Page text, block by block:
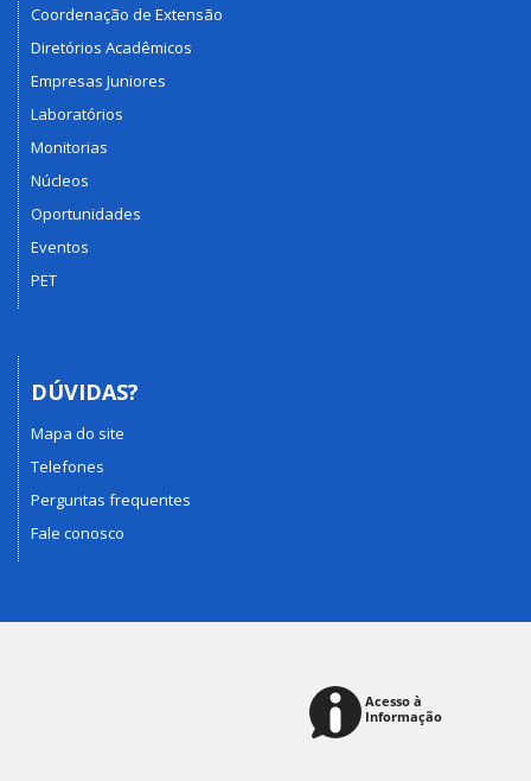
Coordenação de Extensão
Diretórios Acadêmicos
Empresas Juniores
Laboratórios
Monitorias
Núcleos
Oportunidades
Eventos
PET
DÚVIDAS?
Mapa do site
Telefones
Perguntas frequentes
Fale conosco